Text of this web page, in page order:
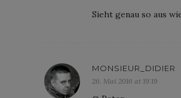
Sieht genau so aus
MONSIEUR_DIDIER
26. Mai 2016 at 19:19